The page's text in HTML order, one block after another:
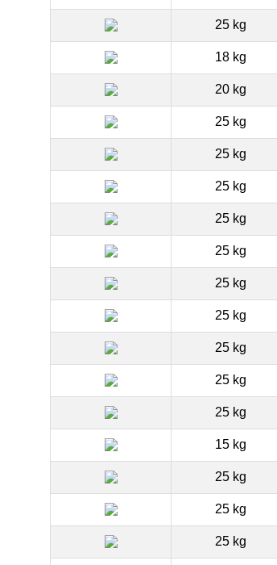
25 kg
18 kg
20 kg
25 kg
25 kg
25 kg
25 kg
25 kg
25 kg
25 kg
25 kg
25 kg
25 kg
15 kg
25 kg
25 kg
25 kg